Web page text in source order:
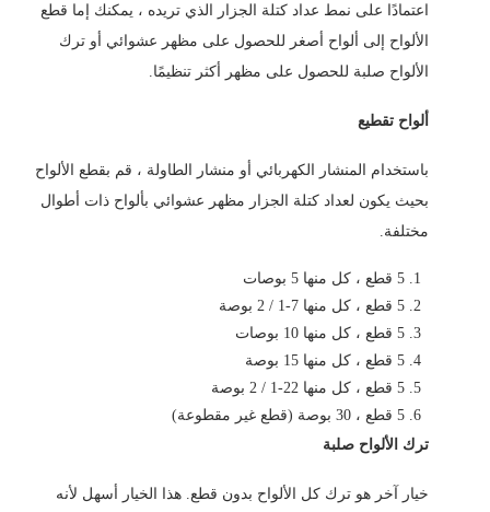
اعتمادًا على نمط عداد كتلة الجزار الذي تريده ، يمكنك إما قطع
الألواح إلى ألواح أصغر للحصول على مظهر عشوائي أو ترك
الألواح صلبة للحصول على مظهر أكثر تنظيمًا.
ألواح تقطيع
باستخدام المنشار الكهربائي أو منشار الطاولة ، قم بقطع الألواح
بحيث يكون لعداد كتلة الجزار مظهر عشوائي بألواح ذات أطوال
مختلفة.
5 قطع ، كل منها 5 بوصات
5 قطع ، كل منها 7-1 / 2 بوصة
5 قطع ، كل منها 10 بوصات
5 قطع ، كل منها 15 بوصة
5 قطع ، كل منها 22-1 / 2 بوصة
5 قطع ، 30 بوصة (قطع غير مقطوعة)
ترك الألواح صلبة
خيار آخر هو ترك كل الألواح بدون قطع. هذا الخيار أسهل لأنه